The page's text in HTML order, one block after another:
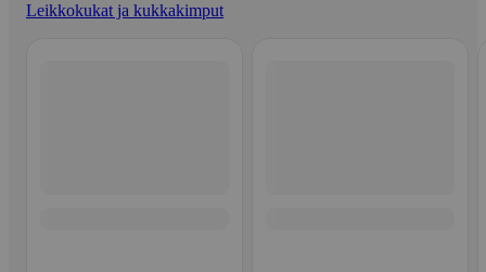
Leikkokukat ja kukkakimput